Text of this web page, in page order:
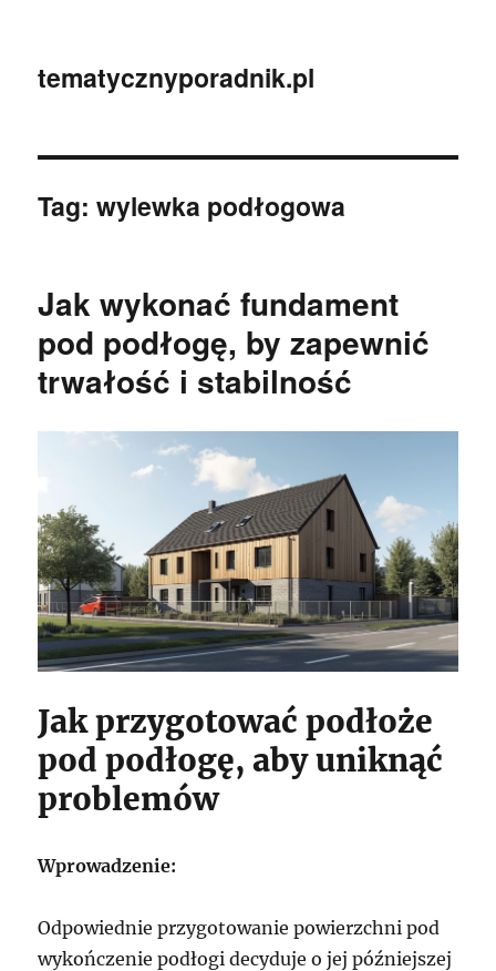
tematycznyporadnik.pl
Tag:wylewka podłogowa
Jak wykonać fundament
pod podłogę, by zapewnić
trwałość i stabilność
Jak przygotować podłoże
pod podłogę, aby uniknąć
problemów
Wprowadzenie:
Odpowiednie przygotowanie powierzchni pod
wykończenie podłogi decyduje o jej późniejszej